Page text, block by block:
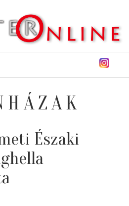
Északi